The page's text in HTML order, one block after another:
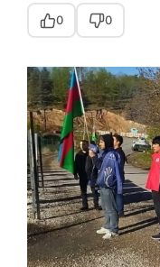
0 0